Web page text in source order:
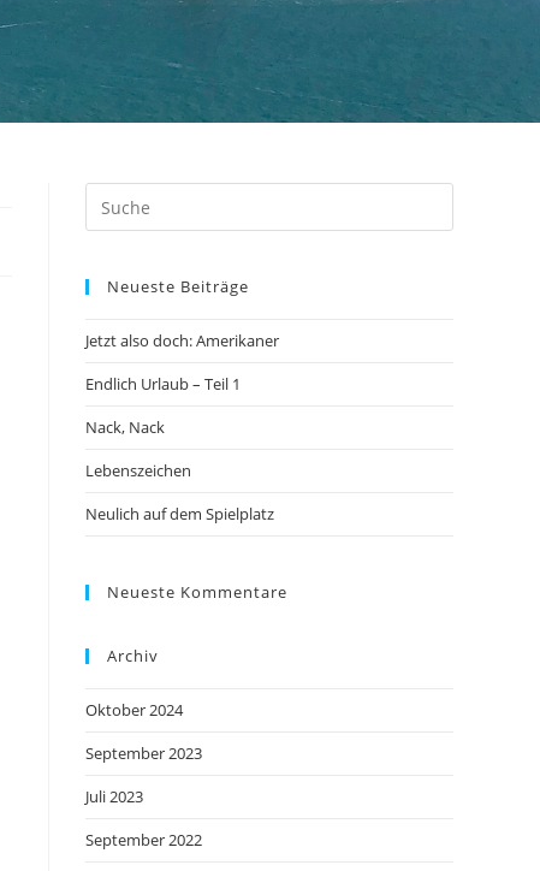
Neueste Beiträge
Jetzt also doch: Amerikaner
Endlich Urlaub – Teil 1
Nack, Nack
Lebenszeichen
Neulich auf dem Spielplatz
Neueste Kommentare
Archiv
Oktober 2024
September 2023
Juli 2023
September 2022